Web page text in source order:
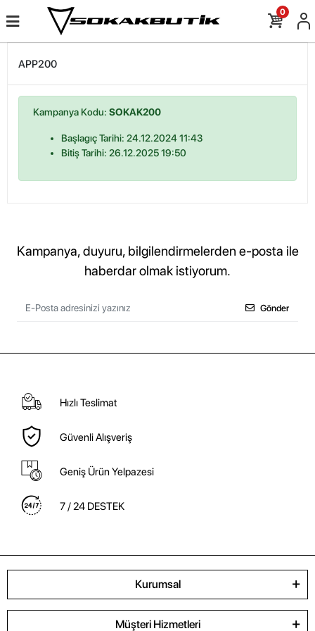
0
APP200
Kampanya Kodu: SOKAK200
Başlagıç Tarihi: 24.12.2024 11:43
Bitiş Tarihi: 26.12.2025 19:50
Kampanya, duyuru, bilgilendirmelerden e-posta ile
haberdar olmak istiyorum.
Gönder
Hızlı Teslimat
Güvenli Alışveriş
Geniş Ürün Yelpazesi
7 / 24 DESTEK
Kurumsal
Müşteri Hizmetleri